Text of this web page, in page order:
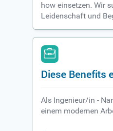
how einsetzen. Wir
Leidenschaft und
Diese Benefits
Als Ingenieur/in -
einem modernen